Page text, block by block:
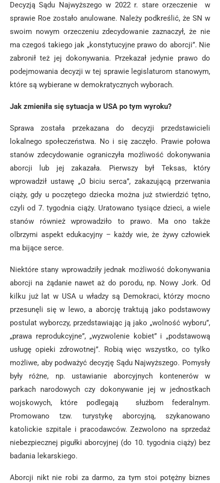
Decyzją Sądu Najwyższego w 2022 r. stare orzeczenie w
sprawie Roe zostało anulowane. Należy podkreślić, że SN w
swoim nowym orzeczeniu zdecydowanie zaznaczył, że nie
ma czegoś takiego jak „konstytucyjne prawo do aborcji”. Nie
zabronił też jej dokonywania. Przekazał jedynie prawo do
podejmowania decyzji w tej sprawie legislaturom stanowym,
które są wybierane w demokratycznych wyborach.
Jak zmieniła się sytuacja w USA po tym wyroku?
Sprawa została przekazana do decyzji przedstawicieli
lokalnego społeczeństwa. No i się zaczęło. Prawie połowa
stanów zdecydowanie ograniczyła możliwość dokonywania
aborcji lub jej zakazała. Pierwszy był Teksas, który
wprowadził ustawę „O biciu serca”, zakazującą przerwania
ciąży, gdy u poczętego dziecka można już stwierdzić tętno,
czyli od 7. tygodnia ciąży. Uratowano tysiące dzieci, a wiele
stanów również wprowadziło to prawo. Ma ono także
olbrzymi aspekt edukacyjny – każdy wie, że żywy człowiek
ma bijące serce.
Niektóre stany wprowadziły jednak możliwość dokonywania
aborcji na żądanie nawet aż do porodu, np. Nowy Jork. Od
kilku już lat w USA u władzy są Demokraci, którzy mocno
przesunęli się w lewo, a aborcję traktują jako podstawowy
postulat wyborczy, przedstawiając ją jako „wolność wyboru”,
„prawa reprodukcyjne”, „wyzwolenie kobiet” i „podstawową
usługę opieki zdrowotnej”. Robią więc wszystko, co tylko
możliwe, aby podważyć decyzję Sądu Najwyższego. Pomysły
były różne, np. ustawianie aborcyjnych kontenerów w
parkach narodowych czy dokonywanie jej w jednostkach
wojskowych, które podlegają służbom federalnym.
Promowano tzw. turystykę aborcyjną, szykanowano
katolickie szpitale i pracodawców. Zezwolono na sprzedaż
niebezpiecznej pigułki aborcyjnej (do 10. tygodnia ciąży) bez
badania lekarskiego.
Aborcji nikt nie robi za darmo, za tym stoi potężny biznes